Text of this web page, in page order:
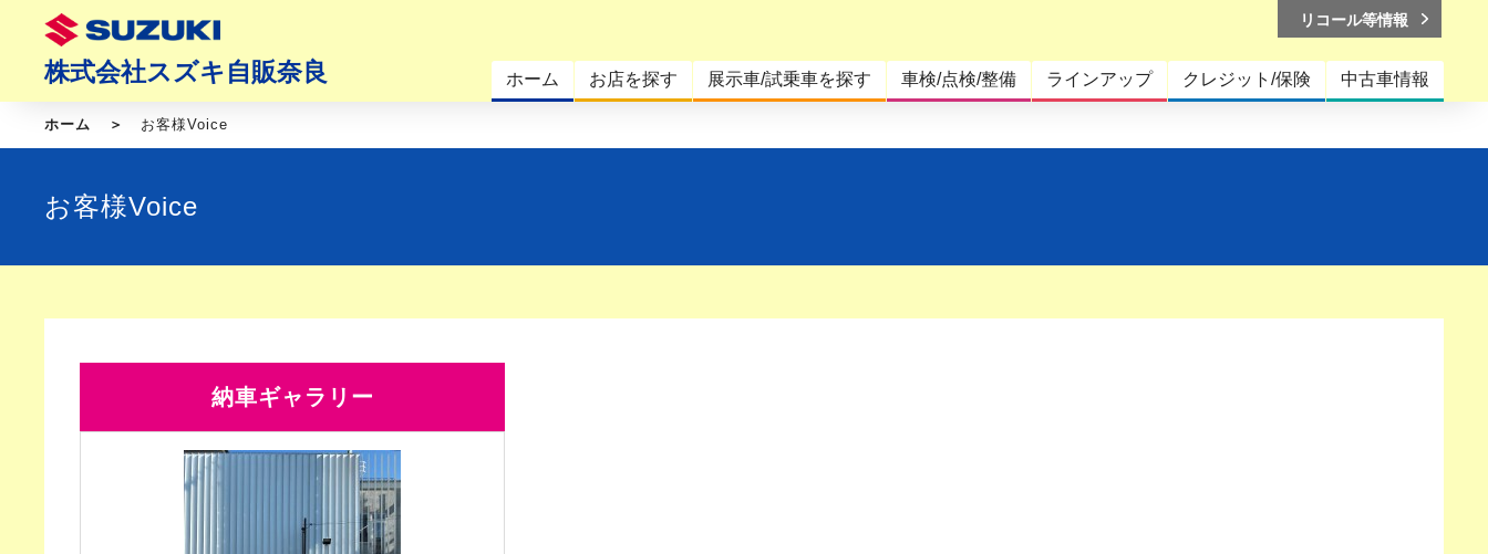
株式会社スズキ自販奈良 ホーム お店を探す 展示車/試乗車を探す 車検/点検/整備 ラインアップ クレジット/保険 中古車情報
リコール等情報
ホーム お客様Voice
お客様Voice
納車ギャラリー